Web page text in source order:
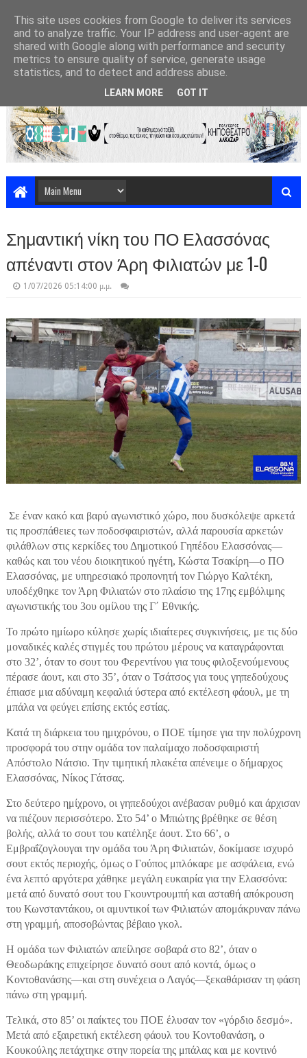
Σημαντική νίκη του ΠΟ Ελασσόνας
απέναντι στον Άρη Φιλιατών με 1-0
1/07/2026 05:14:00 μ.μ.
Σε έναν κακό και βαρύ αγωνιστικό χώρο, που δυσκόλεψε αρκετά
τις προσπάθειες των ποδοσφαιριστών, αλλά παρουσία αρκετών
φιλάθλων στις κερκίδες του Δημοτικού Γηπέδου Ελασσόνας—
καθώς και του νέου διοικητικού ηγέτη, Κώστα Τσακίρη—ο ΠΟ
Ελασσόνας, με υπηρεσιακό προπονητή τον Γιώργο Καλτέκη,
υποδέχθηκε τον Άρη Φιλιατών στο πλαίσιο της 17ης εμβόλιμης
αγωνιστικής του 3ου ομίλου της Γ΄ Εθνικής.
Το πρώτο ημίωρο κύλησε χωρίς ιδιαίτερες συγκινήσεις, με τις δύο
μοναδικές καλές στιγμές του πρώτου μέρους να καταγράφονται
στο 32’, όταν το σουτ του Φερεντίνου για τους φιλοξενούμενους
πέρασε άουτ, και στο 35’, όταν ο Τσάτσος για τους γηπεδούχους
έπιασε μια αδύναμη κεφαλιά ύστερα από εκτέλεση φάουλ, με τη
μπάλα να φεύγει επίσης εκτός εστίας.
Κατά τη διάρκεια του ημιχρόνου, ο ΠΟΕ τίμησε για την πολύχρονη
προσφορά του στην ομάδα τον παλαίμαχο ποδοσφαιριστή
Απόστολο Νάτσιο. Την τιμητική πλακέτα απένειμε ο δήμαρχος
Ελασσόνας, Νίκος Γάτσας.
Στο δεύτερο ημίχρονο, οι γηπεδούχοι ανέβασαν ρυθμό και άρχισαν
να πιέζουν περισσότερο. Στο 54’ ο Μπιώτης βρέθηκε σε θέση
βολής, αλλά το σουτ του κατέληξε άουτ. Στο 66’, ο
Εμβραΐζογλουγαι την ομάδα του Άρη Φιλιατών, δοκίμασε ισχυρό
σουτ εκτός περιοχής, όμως ο Γούπος μπλόκαρε με ασφάλεια, ενώ
ένα λεπτό αργότερα χάθηκε μεγάλη ευκαιρία για την Ελασσόνα:
μετά από δυνατό σουτ του Γκουντρουμπή και ασταθή απόκρουση
του Κωνσταντάκου, οι αμυντικοί των Φιλιατών απομάκρυναν πάνω
στη γραμμή, αποσοβώντας βέβαιο γκολ.
Η ομάδα των Φιλιατών απείλησε σοβαρά στο 82’, όταν ο
Θεοδωράκης επιχείρησε δυνατό σουτ από κοντά, όμως ο
Κοντοθανάσης—και στη συνέχεια ο Λαγός—ξεκαθάρισαν τη φάση
πάνω στη γραμμή.
Τελικά, στο 85’ οι παίκτες του ΠΟΕ έλυσαν τον «γόρδιο δεσμό».
Μετά από εξαιρετική εκτέλεση φάουλ του Κοντοθανάση, ο
Κουκούλης πετάχτηκε στην πορεία της μπάλας και με κοντινό
This site uses cookies from Google to deliver its services
and to analyze traffic. Your IP address and user-agent are
shared with Google along with performance and security
metrics to ensure quality of service, generate usage
statistics, and to detect and address abuse.
LEARN MORE GOT IT